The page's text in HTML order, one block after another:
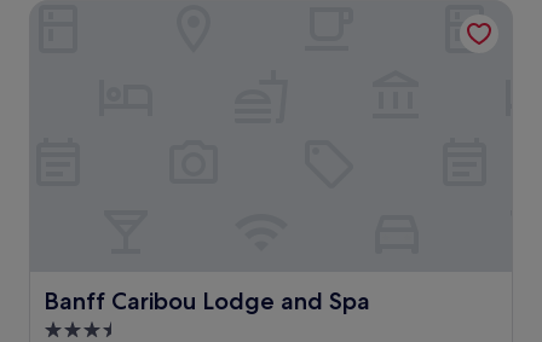
Banff Caribou Lodge and Spa
Banff Caribou Lodge and Spa
3.5-